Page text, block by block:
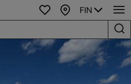
SuosikitKartta
FIN